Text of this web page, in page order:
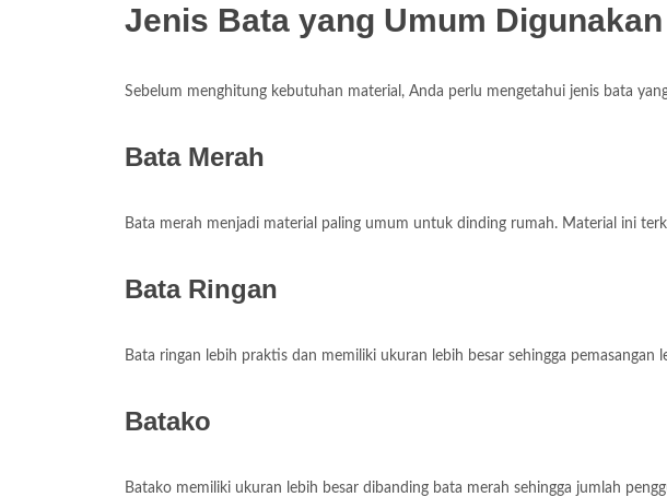
Jenis Bata yang Umum
Sebelum menghitung kebutuhan material, Anda perlu mengetahui jenis bata
Bata Merah
Bata merah menjadi material paling umum untuk dinding rumah. Material ini
Bata Ringan
Bata ringan lebih praktis dan memiliki ukuran lebih besar sehingga pemasangan
Batako
Batako memiliki ukuran lebih besar dibanding bata merah sehingga jumlah